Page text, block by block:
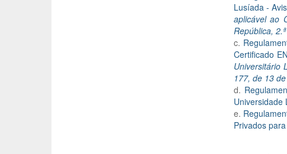
Lusíada -
aplicável ao
República,
c.
Certificado
Universitário
177, de 13
d.
Universidade
e.
Privados